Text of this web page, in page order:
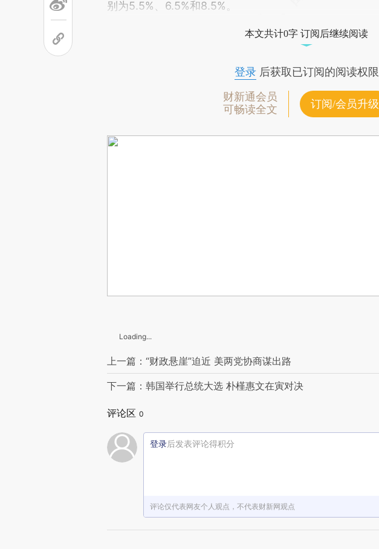
别为5.5%、6.5%和8.5%。
本文共计0字 订阅后继续阅读
登录后获取已订阅的阅读权限
财新通会员
可畅读全文
订阅/会员升级
Loading...
上一篇：“财政悬崖”迫近 美两党协商谋出路
下一篇：韩国举行总统大选 朴槿惠文在寅对决
评论区 0
登录后发表评论得积分
评论仅代表网友个人观点，不代表财新网观点